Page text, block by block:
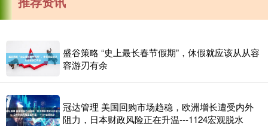
盛谷策略 “史上最长春节假期”，休假就应该从从容
容游刃有余
冠达管理 美国回购市场趋稳，欧洲增长遭受内外
阻力，日本财政风险正在升温---1124宏观脱水